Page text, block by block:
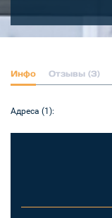
Инфо Отзывы (3)
Адреса (1):